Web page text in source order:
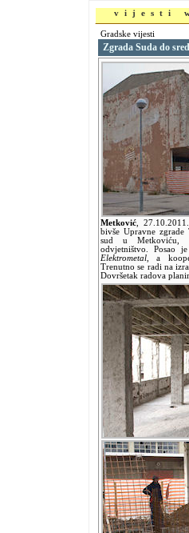
vijesti
Gradske vijesti
Zgrada Suda do
Metković
bivše Upravne
sud u Metkoviću,
odvjetništvo. Posao
Elektrometal , a
Trenutno se radi na
Dovršetak radova